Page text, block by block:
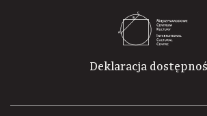
Deklaracja